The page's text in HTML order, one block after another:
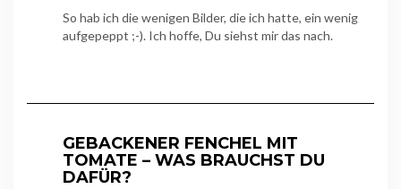
So hab ich die wenigen Bilder, die ich hatte, ein wenig
aufgepeppt ;-). Ich hoffe, Du siehst mir das nach.
GEBACKENER FENCHEL MIT
TOMATE – WAS BRAUCHST DU
DAFÜR?